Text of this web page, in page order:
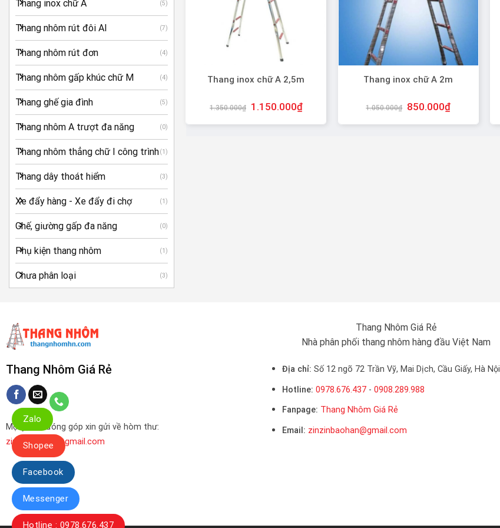
Thang inox chữ A (5)
Thang nhôm rút đôi AI (7)
Thang nhôm rút đơn (4)
Thang nhôm gấp khúc chữ M (4)
Thang ghế gia đình (5)
Thang nhôm A trượt đa năng (0)
Thang nhôm thẳng chữ I công trình(1)
Thang dây thoát hiểm (3)
Xe đẩy hàng - Xe đẩy đi chợ (1)
Ghế, giường gấp đa năng (0)
Phụ kiện thang nhôm (1)
Chưa phân loại (3)
Thang inox chữ A 2,5m
1.350.000₫ 1.150.000₫
Thang inox chữ A 2m
1.050.000₫ 850.000₫
Thang Nhôm Giá Rẻ
Mọi ý kiến đóng góp xin gửi về hòm thư:
zinzinbaohan@gmail.com
Thang Nhôm Giá Rẻ
Nhà phân phối thang nhôm hàng đầu Việt Nam
Địa chỉ: Số 12 ngõ 72 Trần Vỹ, Mai Dịch, Cầu Giấy, Hà Nội
Hotline: 0978.676.437- 0908.289.988
Fanpage: Thang Nhôm Giá Rẻ
Email: zinzinbaohan@gmail.com
Zalo
Shopee
Facebook
Messenger
Hotline : 0978.676.437